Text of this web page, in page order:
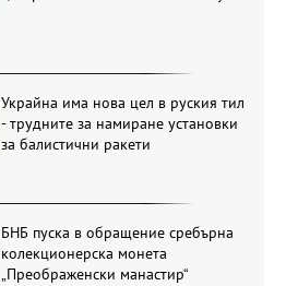
Украйна има нова цел в руския тил
- трудните за намиране установки
за балистични ракети
БНБ пуска в обращение сребърна
колекционерска монета
„Преображенски манастир“